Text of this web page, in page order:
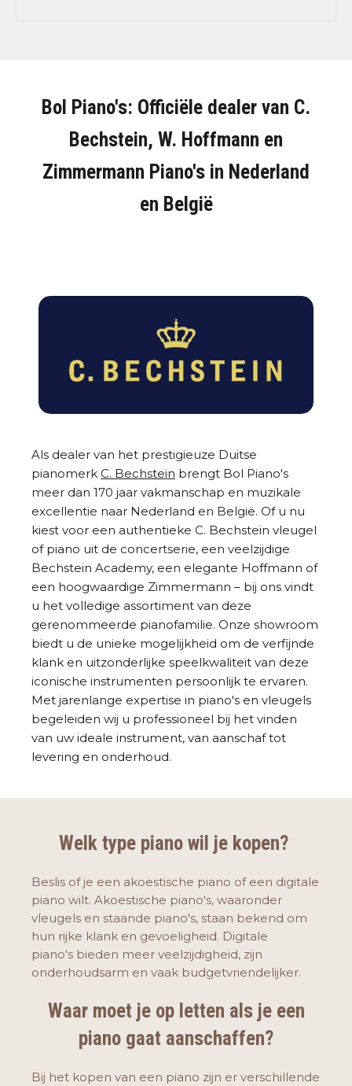
Bol Piano's: Officiële dealer van C.
Bechstein, W. Hoffmann en
Zimmermann Piano's in Nederland
en België
Als dealer van het prestigieuze Duitse
pianomerk C. Bechstein brengt Bol Piano's
meer dan 170 jaar vakmanschap en muzikale
excellentie naar Nederland en België. Of u nu
kiest voor een authentieke C. Bechstein vleugel
of piano uit de concertserie, een veelzijdige
Bechstein Academy, een elegante Hoffmann of
een hoogwaardige Zimmermann – bij ons vindt
u het volledige assortiment van deze
gerenommeerde pianofamilie. Onze showroom
biedt u de unieke mogelijkheid om de verfijnde
klank en uitzonderlijke speelkwaliteit van deze
iconische instrumenten persoonlijk te ervaren.
Met jarenlange expertise in piano's en vleugels
begeleiden wij u professioneel bij het vinden
van uw ideale instrument, van aanschaf tot
levering en onderhoud.
Welk type piano wil je kopen?
Beslis of je een akoestische piano of een digitale
piano wilt. Akoestische piano's, waaronder
vleugels en staande piano's, staan bekend om
hun rijke klank en gevoeligheid. Digitale
piano's bieden meer veelzijdigheid, zijn
onderhoudsarm en vaak budgetvriendelijker.
Waar moet je op letten als je een
piano gaat aanschaffen?
Bij het kopen van een piano zijn er verschillende